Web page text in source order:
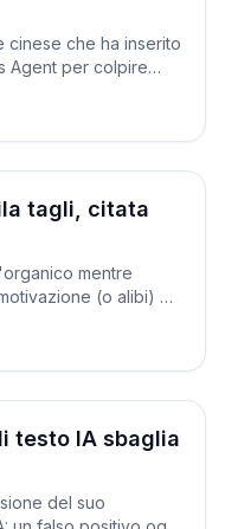
cinese che ha inserito
Agent per colpire
tagli, citata
mentre
(o alibi) di
testo IA sbaglia
del suo